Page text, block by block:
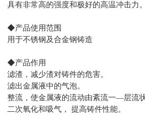
具有非常高的强度和极好的高温冲击力。
◆产品使用范围
用于不锈钢及合金钢铸造
◆产品作用
滤渣，减少渣对铸件的危害。
滤出金属液中的气泡。
整流，使金属液的流动由紊流一—层流
二次氧化和吸气， 提高铸件性能。